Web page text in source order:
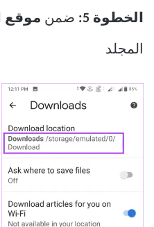
الخطوة 5: ضمن موقع
المجلد